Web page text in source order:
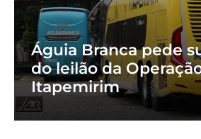
Águia Branca pede
do leilão da
Itapemirim